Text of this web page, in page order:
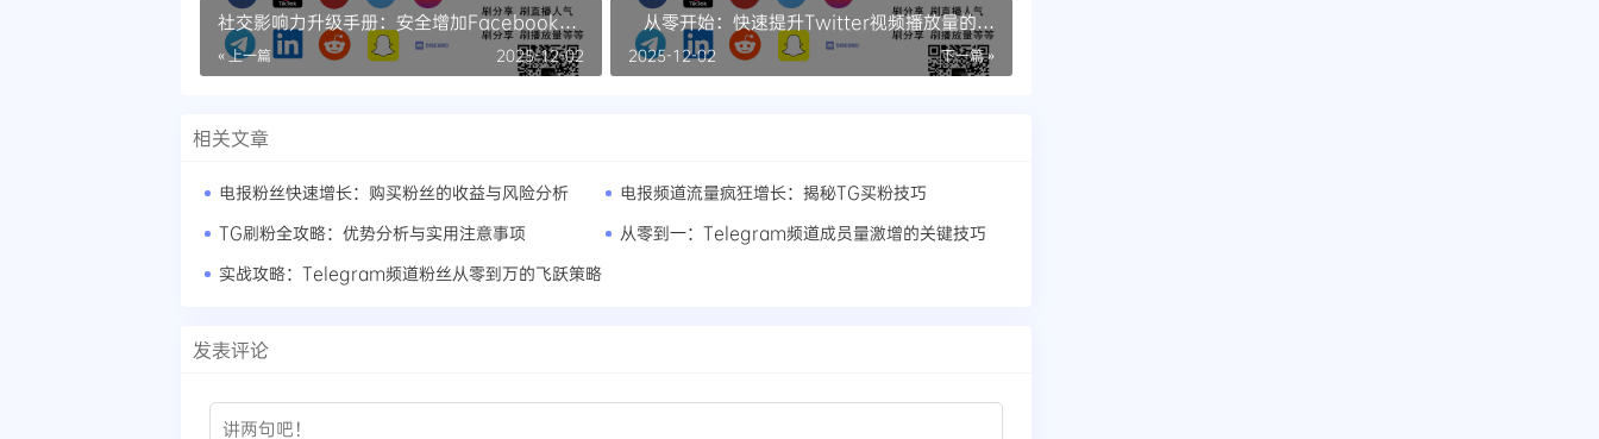
社交影响力升级手册：安全增加Facebook点
赞的黄金法则
« 上一篇 2025-12-02
从零开始：快速提升Twitter视频播放量的实
操指南
下一篇 »
2025-12-02
相关文章
电报粉丝快速增长：购买粉丝的收益与风险分析
电报频道流量疯狂增长：揭秘TG买粉技巧
TG刷粉全攻略：优势分析与实用注意事项
从零到一：Telegram频道成员量激增的关键技巧
实战攻略：Telegram频道粉丝从零到万的飞跃策略
发表评论